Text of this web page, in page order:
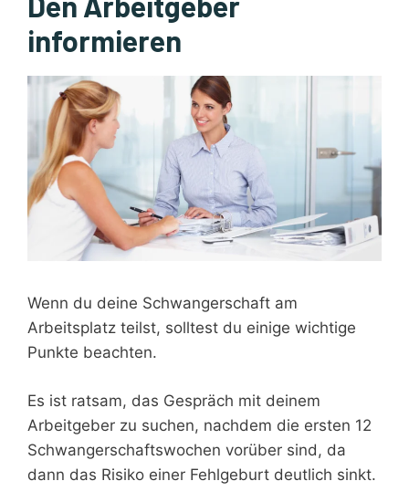
informieren
Wenn du deine Schwangerschaft am
Arbeitsplatz teilst, solltest du einige wichtige
Punkte beachten.
Es ist ratsam, das Gespräch mit deinem
Arbeitgeber zu suchen, nachdem die ersten 12
Schwangerschaftswochen vorüber sind, da
dann das Risiko einer Fehlgeburt deutlich sinkt.